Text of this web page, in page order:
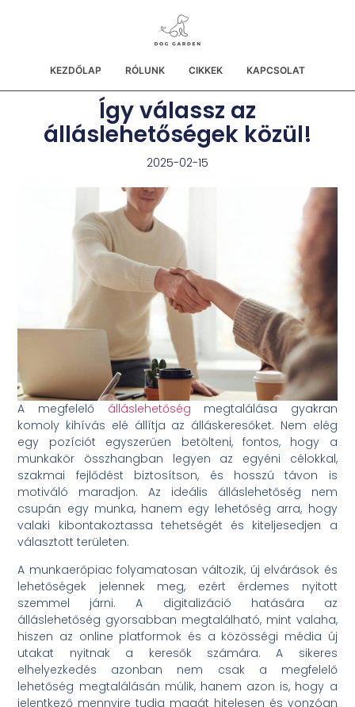
KEZDŐLAP RÓLUNK CIKKEK KAPCSOLAT
Így válassz az
álláslehetőségek közül!
2025-02-15
A megfelelő álláslehetőség megtalálása gyakran
komoly kihívás elé állítja az álláskeresőket. Nem elég
egy pozíciót egyszerűen betölteni, fontos, hogy a
munkakör összhangban legyen az egyéni célokkal,
szakmai fejlődést biztosítson, és hosszú távon is
motiváló maradjon. Az ideális álláslehetőség nem
csupán egy munka, hanem egy lehetőség arra, hogy
valaki kibontakoztassa tehetségét és kiteljesedjen a
választott területen.
A munkaerőpiac folyamatosan változik, új elvárások és
lehetőségek jelennek meg, ezért érdemes nyitott
szemmel járni. A digitalizáció hatására az
álláslehetőség gyorsabban megtalálható, mint valaha,
hiszen az online platformok és a közösségi média új
utakat nyitnak a keresők számára. A sikeres
elhelyezkedés azonban nem csak a megfelelő
lehetőség megtalálásán múlik, hanem azon is, hogy a
jelentkező mennyire tudja magát hitelesen és vonzóan